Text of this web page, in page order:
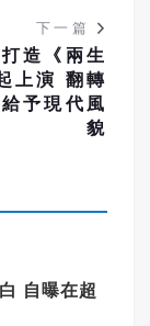
下一篇
造《兩生
上演 翻轉
予現代風
貌
自曝在超